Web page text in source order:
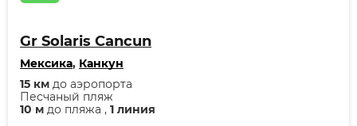
Gr Solaris Cancun
Мексика, Канкун
10 м до пляжа , 1 линия
Песчаный пляж
15 км до аэропорта